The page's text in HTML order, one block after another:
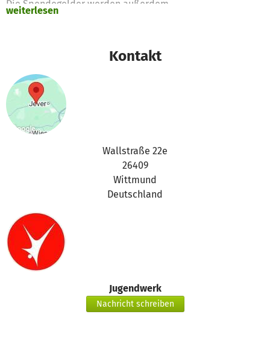
Die Spendegelder werden außerdem
weiterlesen
Kontakt
Wallstraße 22e
26409
Wittmund
Deutschland
Jugendwerk
Nachricht schreiben